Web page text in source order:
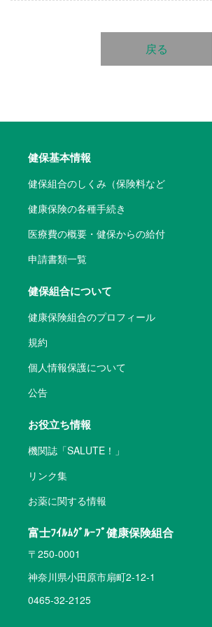
戻る
健保基本情報
健保組合のしくみ（保険料など
健康保険の各種手続き
医療費の概要・健保からの給付
申請書類一覧
健保組合について
健康保険組合のプロフィール
規約
個人情報保護について
公告
お役立ち情報
機関誌「SALUTE！」
リンク集
お薬に関する情報
富士ﾌｲﾙﾑｸﾞﾙｰﾌﾟ健康保険組合
〒250-0001
神奈川県小田原市扇町2-12-1
0465-32-2125